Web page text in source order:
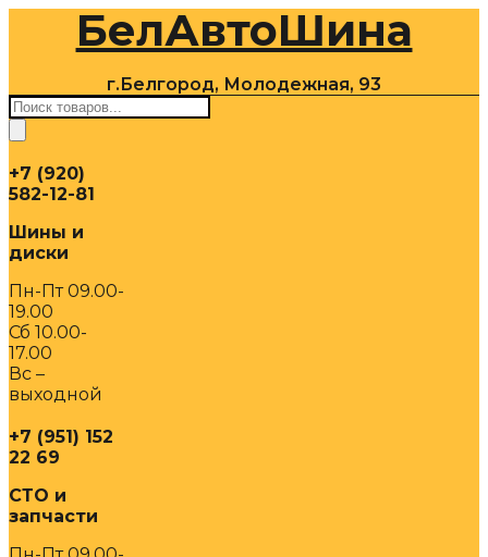
содержимомуБелАвтоШина
г.Белгород, Молодежная, 93
Поиск
товаров
+7 (920)
582-12-81
Шины и
диски
Пн-Пт 09.00-
19.00
Сб 10.00-
17.00
Вс –
выходной
+7 (951) 152
22 69
СТО и
запчасти